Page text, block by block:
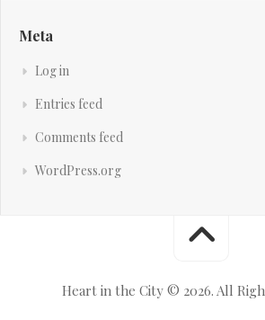
Meta
Log in
Entries feed
Comments feed
WordPress.org
Heart in the City © 2026. All